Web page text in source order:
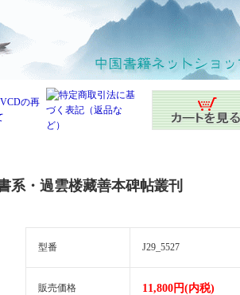
系・過雲楼藏善本碑帖叢刊
型番 J29_5527
販売価格 11,800円(内税)